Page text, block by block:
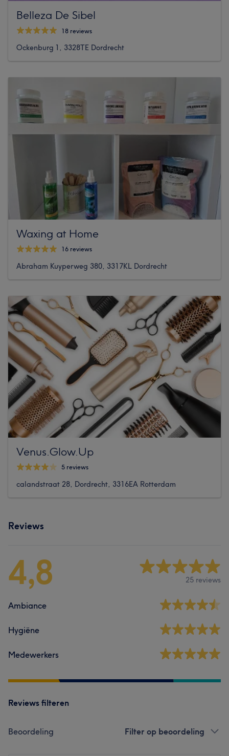
Belleza De Sibel
18 reviews
Ockenburg 1, 3328TE Dordrecht
Waxing at Home
16 reviews
Abraham Kuyperweg 380, 3317KL Dordrecht
Venus.Glow.Up
5 reviews
calandstraat 28, Dordrecht, 3316EA Rotterdam
Reviews
4,8 25 reviews
Ambiance
Hygiëne
Medewerkers
Reviews filteren
Beoordeling Filter op beoordeling